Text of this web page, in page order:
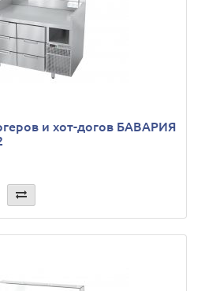
и хот-догов БАВАРИЯ